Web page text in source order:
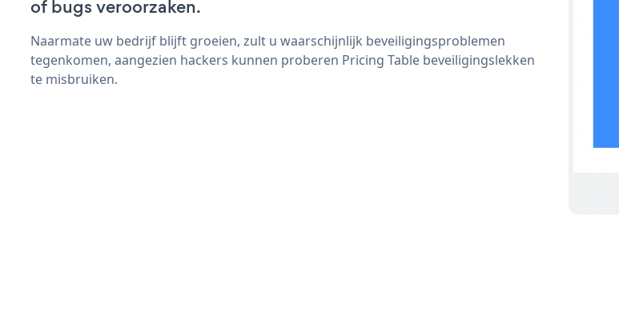
of bugs veroorzaken.
Naarmate uw bedrijf blijft groeien, zult u waarschijnlijk beveiligingsproblemen
tegenkomen, aangezien hackers kunnen proberen Pricing Table beveiligingslekken
te misbruiken.